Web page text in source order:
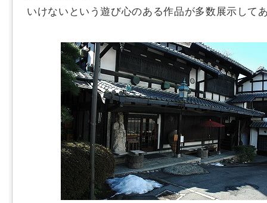
いけないという遊び心のある作品が多数展示して